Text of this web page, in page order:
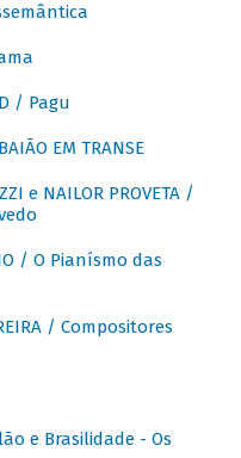
/ Pagu
EM TRANSE
e NAILOR PROVETA /
/ O Pianísmo das
/ Compositores
e Brasilidade - Os